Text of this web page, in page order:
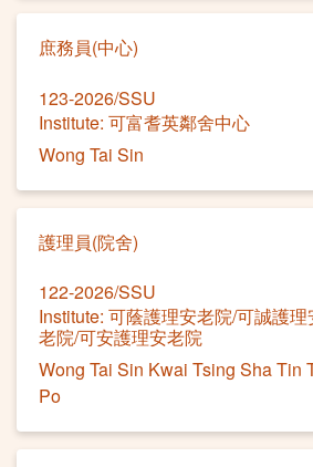
庶務員(中心)
123-2026/SSU
Institute: 可富耆英鄰舍中心
Wong Tai Sin
護理員(院舍)
122-2026/SSU
Institute: 可蔭護理安老院/可誠護
老院/可安護理安老院
Wong Tai Sin Kwai Tsing Sha Tin
Po